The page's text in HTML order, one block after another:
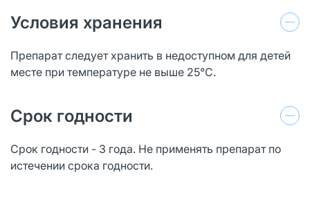
Условия хранения
Препарат следует хранить в недоступном для детей
месте при температуре не выше 25°С.
Срок годности
Срок годности - 3 года. Не применять препарат по
истечении срока годности.